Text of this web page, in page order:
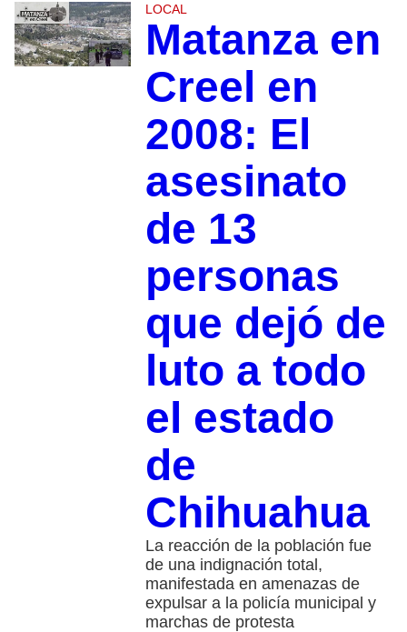
LOCAL
Matanza en
Creel en
2008: El
asesinato
de 13
personas
que dejó de
luto a todo
el estado
de
Chihuahua
La reacción de la población fue
de una indignación total,
manifestada en amenazas de
expulsar a la policía municipal y
marchas de protesta